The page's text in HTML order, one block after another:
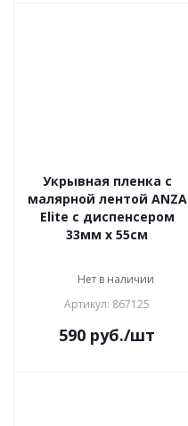
Укрывная пленка с
малярной лентой ANZA
Elite с диспенсером
33мм х 55см
Нет в наличии
Артикул: 867125
590 руб./шт